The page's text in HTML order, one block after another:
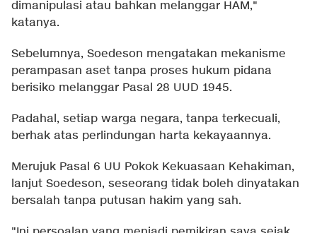
dimanipulasi atau bahkan melanggar HAM,"
katanya.
Sebelumnya, Soedeson mengatakan mekanisme
perampasan aset tanpa proses hukum pidana
berisiko melanggar Pasal 28 UUD 1945.
Padahal, setiap warga negara, tanpa terkecuali,
berhak atas perlindungan harta kekayaannya.
Merujuk Pasal 6 UU Pokok Kekuasaan Kehakiman,
lanjut Soedeson, seseorang tidak boleh dinyatakan
bersalah tanpa putusan hakim yang sah.